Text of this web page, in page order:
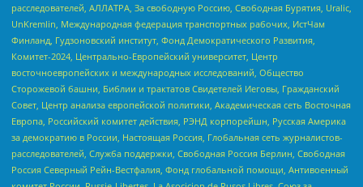
расследователей, АЛЛАТРА, За свободную Россию, Свободная Бурятия, Uralic,
UnKremlin, Международная федерация транспортных рабочих, ИстЧам
Финланд, Гудзоновский институт, Фонд Демократического Развития,
Комитет-2024, Центрально-Европейский университет, Центр
восточноевропейских и международных исследований, Общество
Сторожевой башни, Библии и трактатов Свидетелей Иеговы, Гражданский
Совет, Центр анализа европейской политики, Академическая сеть Восточная
Европа, Российский комитет действия, РЭНД корпорейшн, Русская Америка
за демократию в России, Настоящая Россия, Глобальная сеть журналистов-
расследователей, Служба поддержки, Свободная Россия Берлин, Свободная
Россия Северный Рейн-Вестфалия, Фонд глобальной помощи, Антивоенный